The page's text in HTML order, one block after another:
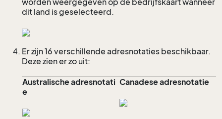
worden weergegeven op de bedrijfskaart wanneer
dit land is geselecteerd.
Er zijn 16 verschillende adresnotaties beschikbaar.
Deze zien er zo uit:
Australische adresnotati
e
Canadese adresnotatie